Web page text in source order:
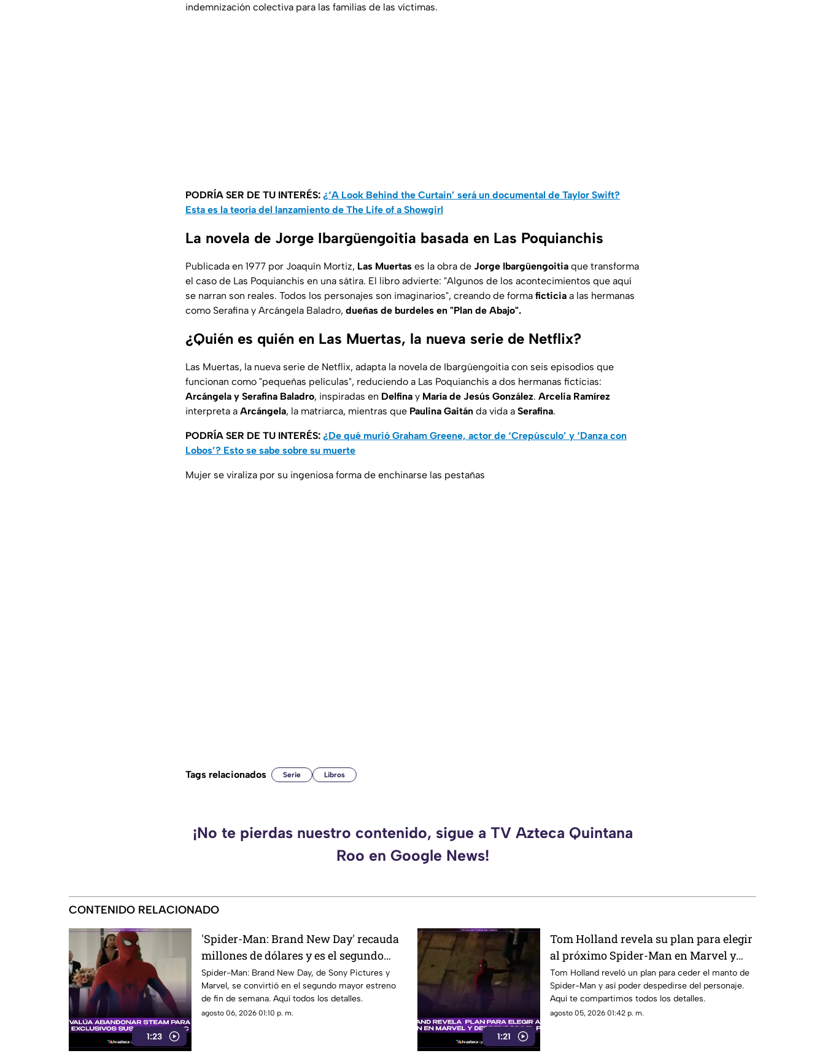
indemnización colectiva para las familias de las víctimas.
PODRÍA SER DE TU INTERÉS: ¿‘A Look Behind the Curtain’ será un documental de Taylor Swift?
Esta es la teoría del lanzamiento de The Life of a Showgirl
La novela de Jorge Ibargüengoitia basada en Las Poquianchis
Publicada en 1977 por Joaquín Mortiz, Las Muertas es la obra de Jorge Ibargüengoitia que transforma
el caso de Las Poquianchis en una sátira. El libro advierte: "Algunos de los acontecimientos que aquí
se narran son reales. Todos los personajes son imaginarios", creando de forma ficticia a las hermanas
como Serafina y Arcángela Baladro, dueñas de burdeles en "Plan de Abajo".
¿Quién es quién en Las Muertas, la nueva serie de Netflix?
Las Muertas, la nueva serie de Netflix, adapta la novela de Ibargüengoitia con seis episodios que
funcionan como "pequeñas películas", reduciendo a Las Poquianchis a dos hermanas ficticias:
Arcángela y Serafina Baladro, inspiradas en Delfina y María de Jesús González. Arcelia Ramírez
interpreta a Arcángela, la matriarca, mientras que Paulina Gaitán da vida a Serafina.
PODRÍA SER DE TU INTERÉS: ¿De qué murió Graham Greene, actor de ‘Crepúsculo’ y ‘Danza con
Lobos’? Esto se sabe sobre su muerte
Mujer se viraliza por su ingeniosa forma de enchinarse las pestañas
Tags relacionados Serie Libros
¡No te pierdas nuestro contenido, sigue a TV Azteca Quintana
Roo en Google News!
CONTENIDO RELACIONADO
1:23
'Spider-Man: Brand New Day' recauda
millones de dólares y es el segundo
mejor debut de la historia
Spider-Man: Brand New Day, de Sony Pictures y
Marvel, se convirtió en el segundo mayor estreno
de fin de semana. Aquí todos los detalles.
agosto 06, 2026 01:10 p. m.
1:21
Tom Holland revela su plan para elegir
al próximo Spider-Man en Marvel y
despedirse del personaje
Tom Holland reveló un plan para ceder el manto de
Spider-Man y así poder despedirse del personaje.
Aquí te compartimos todos los detalles.
agosto 05, 2026 01:42 p. m.